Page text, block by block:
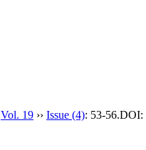
Vol. 19 ›› Issue (4): 53-56.DOI: